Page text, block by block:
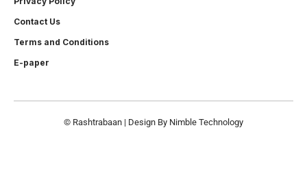
Contact Us
Terms and Conditions
E-paper
© Rashtrabaan | Design By Nimble Technology